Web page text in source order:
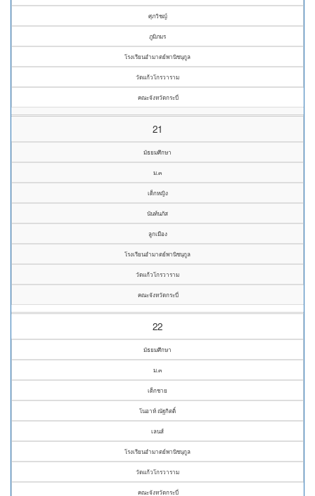
ศุภวิชญ์
ภูมิภมร
โรงเรียนอำมาตย์พานิชนุกูล
วัดแก้วโกรวาราม
คณะจังหวัดกระบี่
21
มัธยมศึกษา
ม.๓
เด็กหญิง
นันท์นภัส
ลูกเมือง
โรงเรียนอำมาตย์พานิชนุกูล
วัดแก้วโกรวาราม
คณะจังหวัดกระบี่
22
มัธยมศึกษา
ม.๓
เด็กชาย
โนอาห์ ณัฐกิตติ์
เลนส์
โรงเรียนอำมาตย์พานิชนุกูล
วัดแก้วโกรวาราม
คณะจังหวัดกระบี่